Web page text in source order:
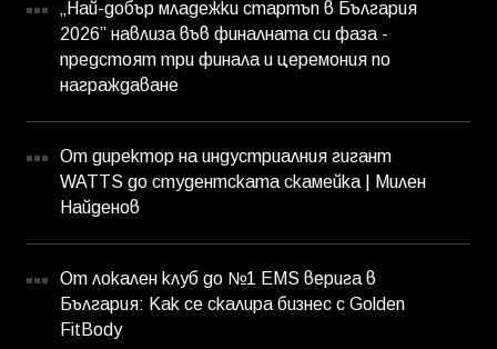
„Най-добър младежки стартъп в България
2026” навлиза във финалната си фаза -
предстоят три финала и церемония по
награждаване
От директор на индустриалния гигант
WATTS до студентската скамейка | Милен
Найденов
От локален клуб до №1 EMS верига в
България: Как се скалира бизнес с Golden
FitBody